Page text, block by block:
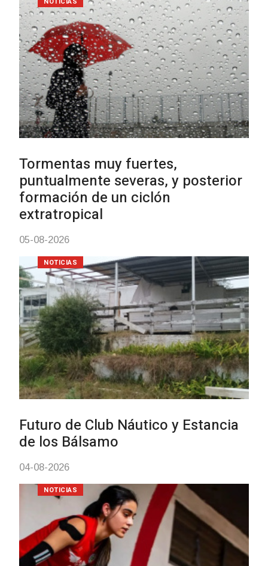
Clases de Muai Thai en Complejo
Charrúa
03-08-2026
NOTICIAS
Turismo accesible para personas
mayores